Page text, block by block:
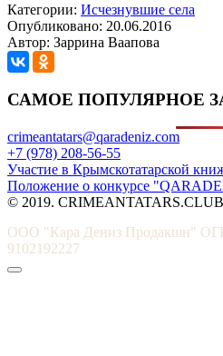
Категории: Исчезнувшие села
Опубликовано: 20.06.2016
Автор: Заррина Ваапова
САМОЕ ПОПУЛЯРНОЕ
crimeantatars@qaradeniz.com
+7 (978) 208-56-55
Участие в Крымскотатарской
Положение о конкурсе
© 2019. CRIMEANTATARS.CLUB
ООО "Кара Дениз Продакшн"
9102192227